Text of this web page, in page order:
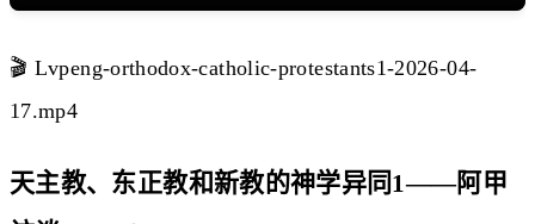
🎬 Lvpeng-orthodox-catholic-protestants1-2026-04-
17.mp4
天主教、东正教和新教的神学异同1——阿甲